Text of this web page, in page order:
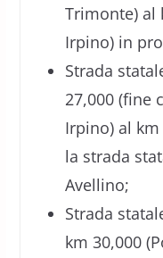
Trimonte) al
Irpino) in
Strada
27,000 (fine
Irpino) al
la strada
Avellino;
Strada
km 30,000